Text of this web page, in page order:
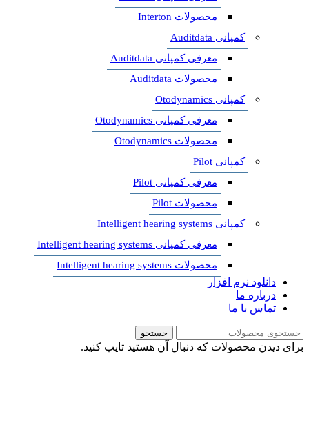
محصولات Interton
کمپانی Auditdata
معرفی کمپانی Auditdata
محصولات Auditdata
کمپانی Otodynamics
معرفی کمپانی Otodynamics
محصولات Otodynamics
کمپانی Pilot
معرفی کمپانی Pilot
محصولات Pilot
کمپانی Intelligent hearing systems
معرفی کمپانی Intelligent hearing systems
محصولات Intelligent hearing systems
دانلود نرم افزار
درباره ما
تماس با ما
جستجو
برای دیدن محصولات که دنبال آن هستید تایپ کنید.